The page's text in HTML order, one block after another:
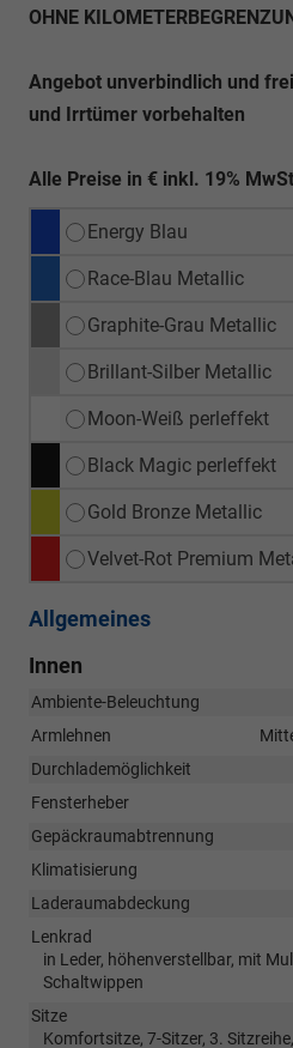
OHNE
Angebot unverbindlich und
und Irrtümer vorbehalten
Alle Preise in € inkl. 19%
Energy Blau
Race-Blau Metallic
Graphite-Grau Metallic
Brillant-Silber Metallic
Moon-Weiß perleffekt
Black Magic perleffekt
Gold Bronze Metallic
Velvet-Rot Premium
Allgemeines
Innen
Ambiente-Beleuchtung
Armlehnen
Durchlademöglichkeit
Fensterheber
Gepäckraumabtrennung
Klimatisierung
Laderaumabdeckung
Lenkrad
in Leder, höhenverstellbar, mit
Schaltwippen
Sitze
Komfortsitze, 7-Sitzer, 3.